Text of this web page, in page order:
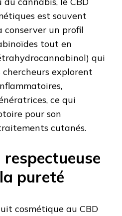
est souvent
un profil
tout en
qui
chercheurs explorent
ce qui
pour son
cutanés.
respectueuse
pureté
cosmétique au CBD